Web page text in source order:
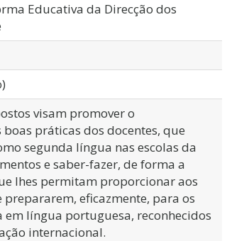
Educativa da Direcção dos
visam promover o
práticas dos docentes, que
segunda língua nas escolas da
e saber-fazer, de forma a
lhes permitam proporcionar aos
eficazmente, para os
língua portuguesa, reconhecidos
internacional.